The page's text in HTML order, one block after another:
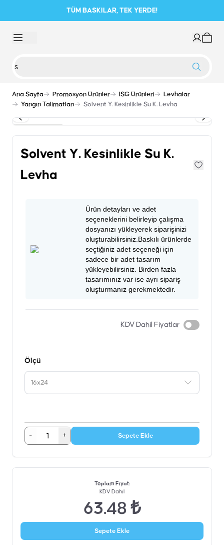
TÜM BASKILAR, TEK YERDE!
Ana Sayfa Promosyon Ürünler İSG Ürünleri
Levhalar
Yangın Talimatları
Solvent Y. Kesinlikle Su K. Levha
Solvent Y. Kesinlikle Su K.
Levha
Ürün detayları ve adet
seçeneklerini belirleyip çalışma
dosyanızı yükleyerek siparişinizi
oluşturabilirsiniz.Baskılı ürünlerde
seçtiğiniz adet seçeneği için
sadece bir adet tasarım
yükleyebilirsiniz. Birden fazla
tasarımınız var ise ayrı sipariş
oluşturmanız gerekmektedir.
KDV Dahil Fiyatlar
Ölçü
16x24
- + Sepete Ekle
Toplam Fiyat:
KDV Dahil
63.48 ₺
Sepete Ekle